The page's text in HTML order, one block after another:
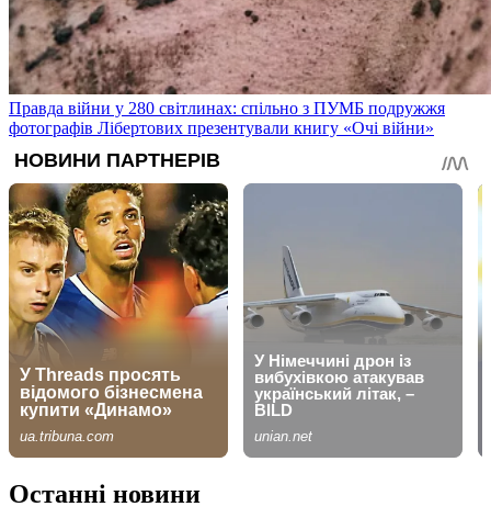
Правда війни у 280 світлинах: спільно з ПУМБ подружжя
фотографів Лібертових презентували книгу «Очі війни»
Останні новини